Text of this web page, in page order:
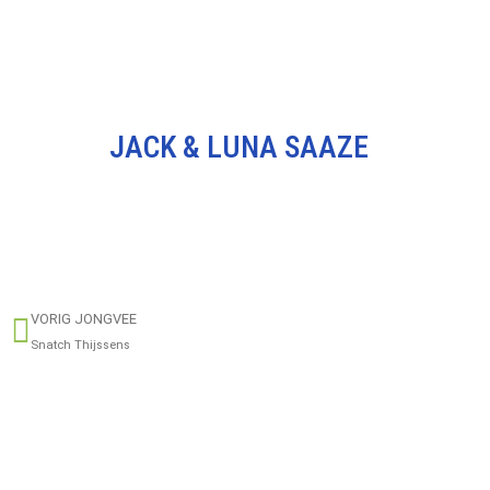
JACK & LUNA SAAZE
VORIG JONGVEE
Snatch Thijssens